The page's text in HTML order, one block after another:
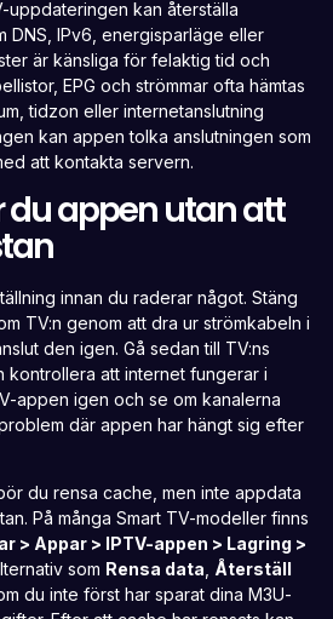
uppdateringen kan återställa
DNS, IPv6, energisparläge eller
är känsliga för felaktig tid och
EPG och strömmar ofta hämtas
tidzon eller internetanslutning
kan appen tolka anslutningen som
att kontakta servern.
du appen utan att
innan du raderar något. Stäng
TV:n genom att dra ur strömkabeln i
den igen. Gå sedan till TV:ns
kontrollera att internet fungerar i
appen igen och se om kanalerna
där appen har hängt sig efter
du rensa cache, men inte appdata
På många Smart TV-modeller finns
> Appar > IPTV-appen > Lagring >
som Rensa data Återställ
du inte först har sparat dina M3U-